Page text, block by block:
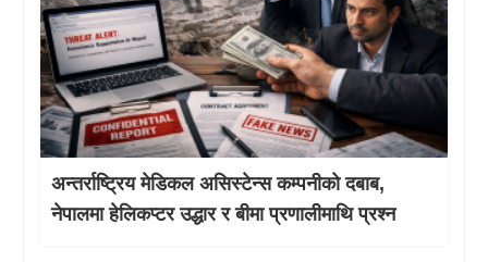
अन्तर्राष्ट्रिय मेडिकल असिस्टेन्स कम्पनीको दबाब,
नेपालमा हेलिकप्टर उद्धार र बीमा प्रणालीमाथि प्रश्न